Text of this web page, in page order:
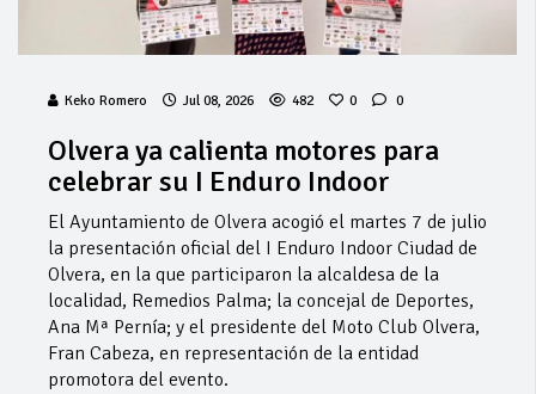
Keko Romero Jul 08, 2026 482 0 0
Olvera ya calienta motores para
celebrar su I Enduro Indoor
El Ayuntamiento de Olvera acogió el martes 7 de julio
la presentación oficial del I Enduro Indoor Ciudad de
Olvera, en la que participaron la alcaldesa de la
localidad, Remedios Palma; la concejal de Deportes,
Ana Mª Pernía; y el presidente del Moto Club Olvera,
Fran Cabeza, en representación de la entidad
promotora del evento.